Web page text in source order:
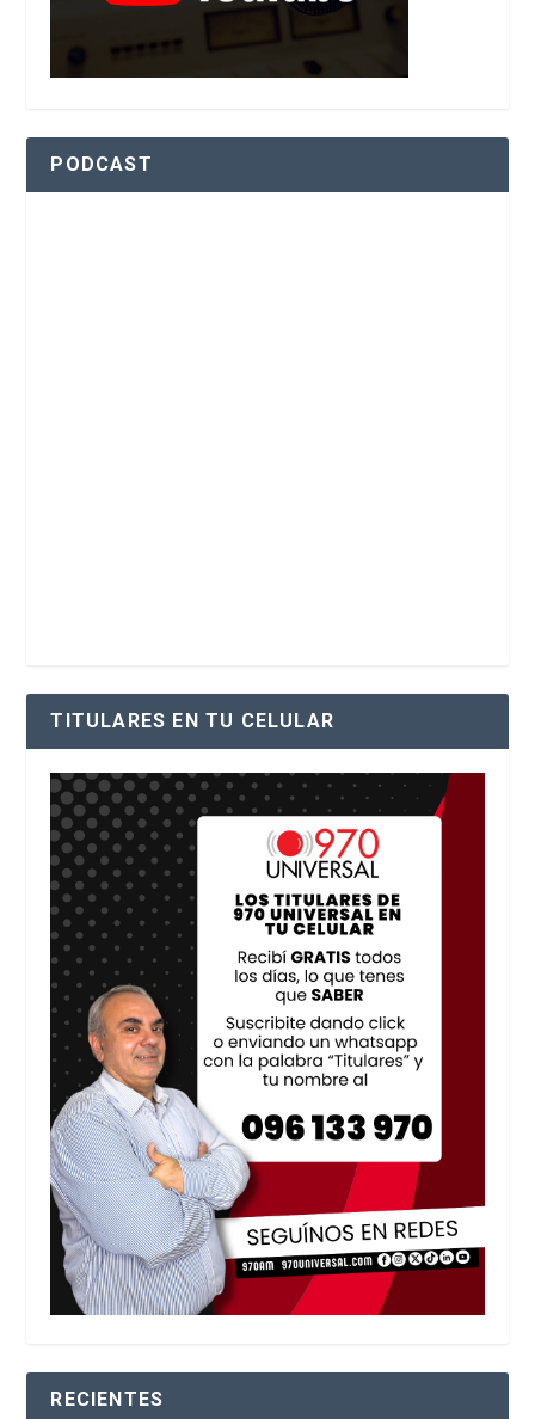
PODCAST
TITULARES EN TU CELULAR
RECIENTES